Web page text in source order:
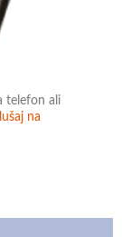
telefon ali
na